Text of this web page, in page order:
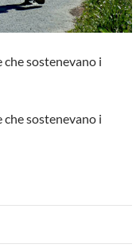
che sostenevano i
che sostenevano i